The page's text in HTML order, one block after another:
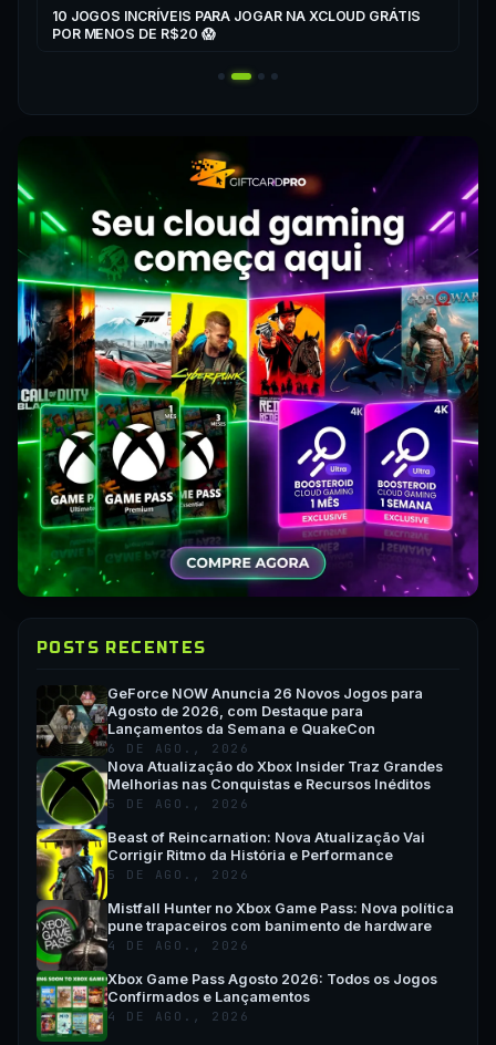
10 JOGOS INCRÍVEIS PARA JOGAR NA XCLOUD GRÁTIS
POR MENOS DE R$20 😱
POSTS RECENTES
GeForce NOW Anuncia 26 Novos Jogos para
Agosto de 2026, com Destaque para
Lançamentos da Semana e QuakeCon
6 DE AGO., 2026
Nova Atualização do Xbox Insider Traz Grandes
Melhorias nas Conquistas e Recursos Inéditos
5 DE AGO., 2026
Beast of Reincarnation: Nova Atualização Vai
Corrigir Ritmo da História e Performance
5 DE AGO., 2026
Mistfall Hunter no Xbox Game Pass: Nova política
pune trapaceiros com banimento de hardware
4 DE AGO., 2026
Xbox Game Pass Agosto 2026: Todos os Jogos
Confirmados e Lançamentos
4 DE AGO., 2026